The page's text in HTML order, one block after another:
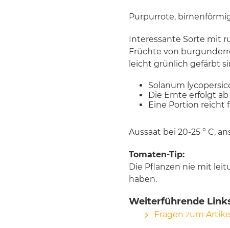
Purpurrote,
Interessante Sorte mit
Früchte von
leicht grünlich gefärbt
Solanum
Die Ernte erfolgt
Eine Portion reicht
Aussaat bei 20-25 ° C,
Tomaten-Tip:
Die Pflanzen nie mit
haben.
Weiterführende
Fragen zum